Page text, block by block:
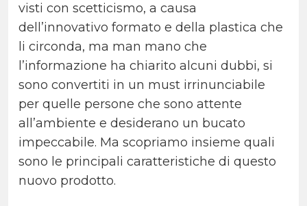
visti con scetticismo, a causa
dell’innovativo formato e della plastica che
li circonda, ma man mano che
l’informazione ha chiarito alcuni dubbi, si
sono convertiti in un must irrinunciabile
per quelle persone che sono attente
all’ambiente e desiderano un bucato
impeccabile. Ma scopriamo insieme quali
sono le principali caratteristiche di questo
nuovo prodotto.